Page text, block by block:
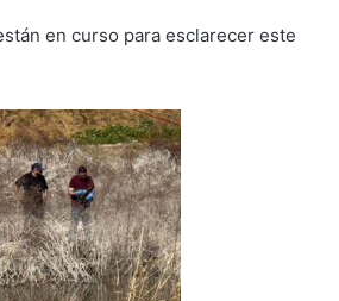
en curso para esclarecer este